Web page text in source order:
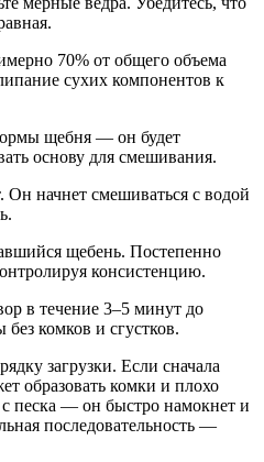
70% от общего объема
сухих компонентов к
щебня — он будет
основу для смешивания.
Он начнет смешиваться с водой
щебень. Постепенно
консистенцию.
в течение 3–5 минут до
комков и сгустков.
загрузки. Если сначала
образовать комки и плохо
песка — он быстро намокнет и
последовательность —